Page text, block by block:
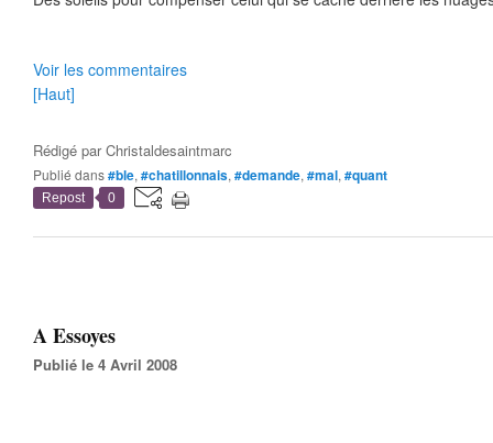
Voir les commentaires
[Haut]
Rédigé parChristaldesaintmarc
Publié dans#ble, #chatillonnais, #demande, #mal, #quant
Repost 0
A Essoyes
Publié le 4 Avril 2008